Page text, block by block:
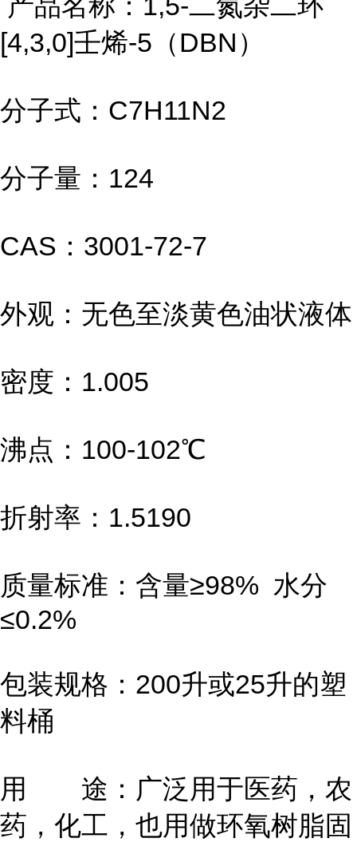
[4,3,0]壬烯-5（DBN）
分子式：C7H11N2
分子量：124
CAS：3001-72-7
外观：无色至淡黄色油状液体
密度：1.005
沸点：100-102℃
折射率：1.5190
质量标准：含量≥98% 水分
≤0.2%
包装规格：200升或25升的塑
料桶
用 途：广泛用于医药，农
药，化工，也用做环氧树脂固